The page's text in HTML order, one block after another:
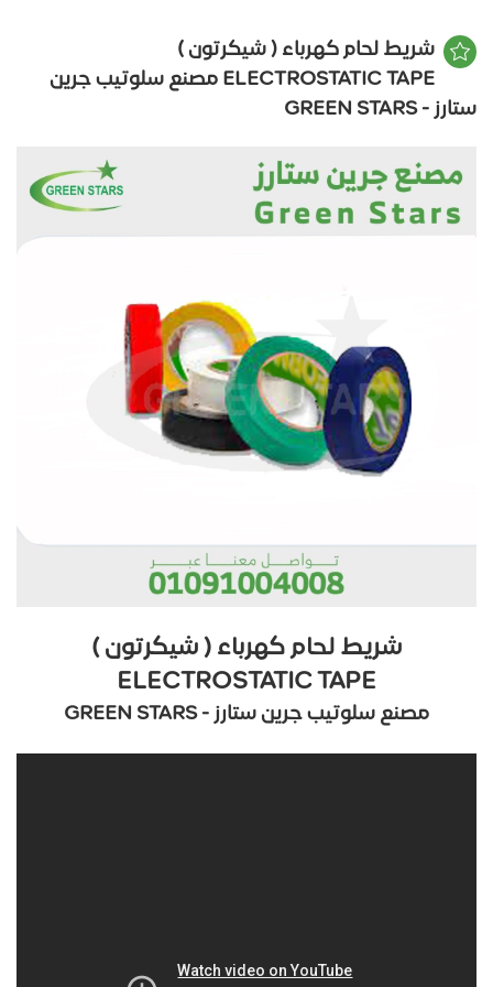
شريط لحام كهرباء ( شيكرتون )
ELECTROSTATIC TAPE مصنع سلوتيب جرين
ستارز - GREEN STARS
شريط لحام كهرباء ( شيكرتون )
ELECTROSTATIC TAPE
مصنع سلوتيب جرين ستارز - GREEN STARS